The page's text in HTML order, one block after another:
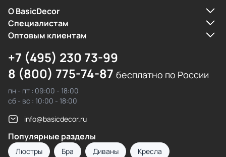
О BasicDecor
Cпециалистам
Оптовым клиентам
+7 (495) 230 73-99
8 (800) 775-74-87 бесплатно по России
пн - пт : 09:00 - 18:00
сб - вс : 10:00 - 18:00
info@basicdecor.ru
Популярные разделы
Люстры Бра Диваны Кресла